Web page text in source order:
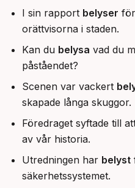
I sin rapport belyser
orättvisorna i staden.
Kan du belysa vad du
påståendet?
Scenen var vackert
skapade långa skuggor.
Föredraget syftade till
av vår historia.
Utredningen har belyst
säkerhetssystemet.